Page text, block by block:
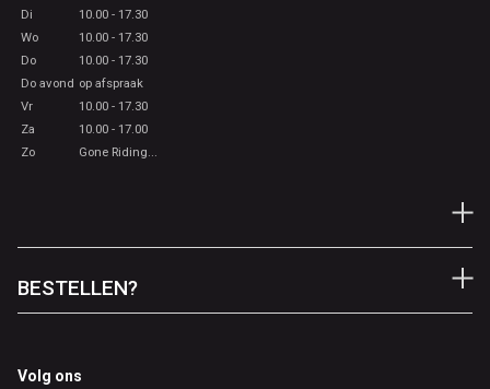
Di
10.00 - 17.30
Wo
10.00 - 17.30
Do
10.00 - 17.30
Do avond op afspraak
Vr
10.00 - 17.30
Za
10.00 - 17.00
Zo
Gone Riding...
BESTELLEN?
Volg ons